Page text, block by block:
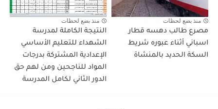
منذ بضع لحظات
مصرع طالب دهسه قطار
اسباني أثناء عبوره شريط
السكة الحديد بالمنشاة
منذ بضع لحظات
النتيجة الكاملة لمدرسة
الشهداء للتعليم الأساسي
الإعدادية المشتركة بدرجات
المواد للناجحين ومن لهم حق
الدور الثاني لكامل المدرسة